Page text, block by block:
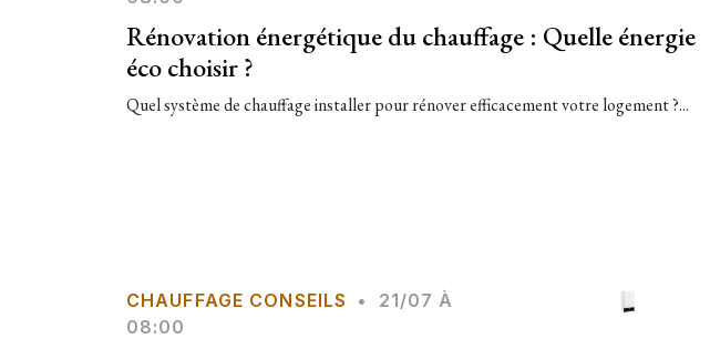
Rénovation énergétique du chauffage : Quelle énergie
éco choisir ?
Quel système de chauffage installer pour rénover efficacement votre logement ?...
CHAUFFAGE CONSEILS •
21/07 À
08:00